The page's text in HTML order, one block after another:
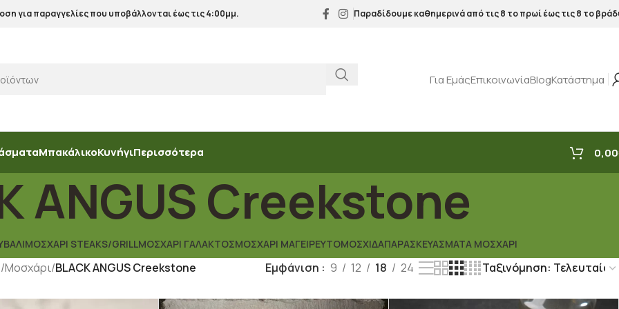
για παραγγελίες που υποβάλλονται έως τις 4:00μμ. Παραδίδουμε καθημερινά από τις 8 το πρωί έως τις 8 το
Για ΕμάςΕπικοινωνίαBlogΚατάστημα
ΜπακάλικοΚυνήγιΠερισσότερα 0,00
ANGUS Creekstone
ΜΟΣΧΆΡΙ STEAKS/GRILLΜΟΣΧΆΡΙ ΓΆΛΑΚΤΟΣΜΟΣΧΆΡΙ ΜΑΓΕΙΡΕΥΤΌΜΟΣΧΊΔΑΠΑΡΑΣΚΕΥΆΣΜΑΤΑ ΜΟΣΧΆΡΙ
/Μοσχάρι/BLACK ANGUS Creekstone Εμφάνιση 9 12 18 24